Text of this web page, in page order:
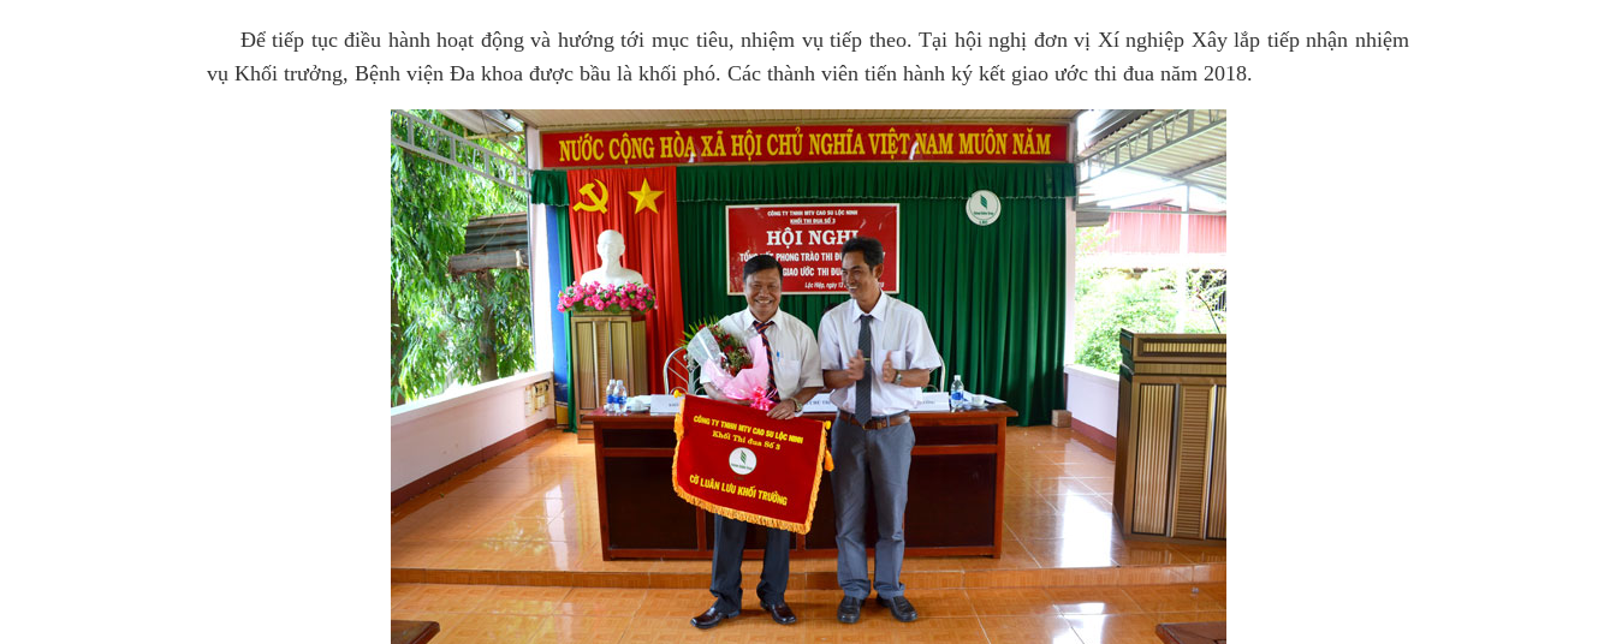
Để tiếp tục điều hành hoạt động và hướng tới mục tiêu, nhiệm vụ tiếp theo. Tại hội nghị đơn vị Xí nghiệp Xây lắp tiếp nhận nhiệm
vụ Khối trưởng, Bệnh viện Đa khoa được bầu là khối phó. Các thành viên tiến hành ký kết giao ước thi đua năm 2018.